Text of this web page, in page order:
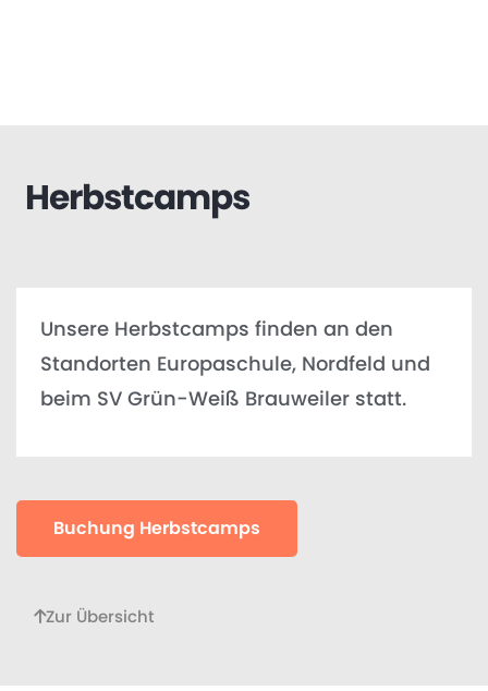
Herbstcamps
Unsere Herbstcamps finden an den
Standorten Europaschule, Nordfeld und
beim SV Grün-Weiß Brauweiler statt.
Buchung Herbstcamps
Zur Übersicht